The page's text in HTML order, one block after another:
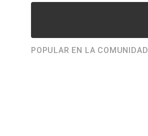
POPULAR EN LA COMUNIDAD